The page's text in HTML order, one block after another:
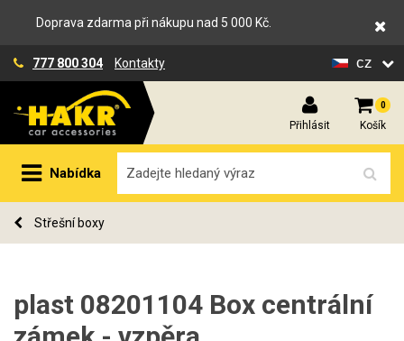
Doprava zdarma při nákupu nad 5 000 Kč.
777 800 304 Kontakty cz
Přihlásit
0
Košík
Nabídka
Střešní boxy
plast 08201104 Box centrální